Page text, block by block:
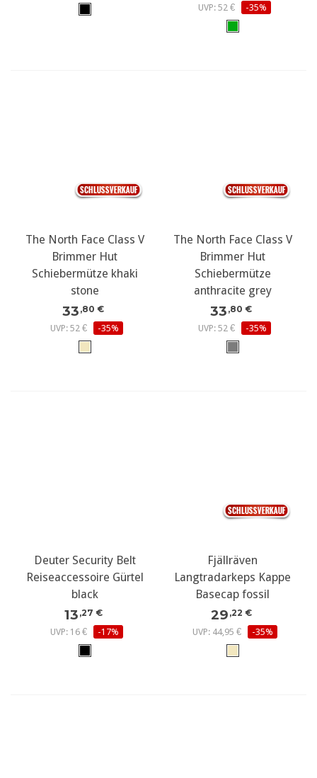
UVP: 52 €
-35%
The North Face Class V
Brimmer Hut
Schiebermütze khaki
stone
33 ,80 €
UVP: 52 €
-35%
The North Face Class V
Brimmer Hut
Schiebermütze
anthracite grey
33 ,80 €
UVP: 52 €
-35%
Deuter Security Belt
Reiseaccessoire Gürtel
black
13 ,27 €
UVP: 16 €
-17%
Fjällräven
Langtradarkeps Kappe
Basecap fossil
29 ,22 €
UVP: 44,95 €
-35%